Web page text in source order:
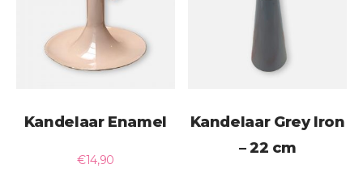
Kandelaar Enamel
€14,90
Kandelaar Grey Iron
– 22 cm